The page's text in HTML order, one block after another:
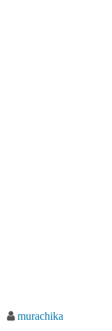
murachika